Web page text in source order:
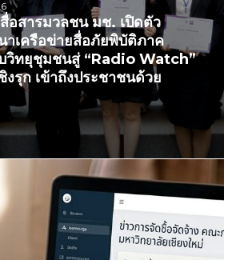
อสารมวลชน มช. เปิดตัว
าเครือข่ายสื่อภัยพิบัติภาค
วิทยุชุมชนสู่ “Radio Watch”
งรุก เข้าถึงประชาชนด้วย